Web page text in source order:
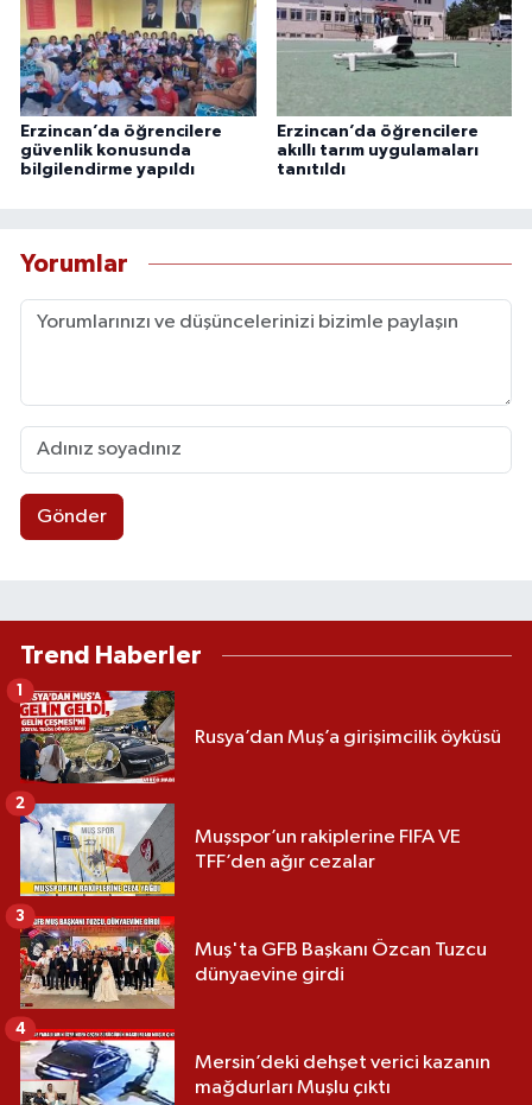
Erzincan’da öğrencilere
güvenlik konusunda
bilgilendirme yapıldı
Erzincan’da öğrencilere
akıllı tarım uygulamaları
tanıtıldı
Yorumlar
Gönder
Trend Haberler
Rusya’dan Muş’a girişimcilik öyküsü
1
Muşspor’un rakiplerine FIFA VE
TFF’den ağır cezalar
2
Muş'ta GFB Başkanı Özcan Tuzcu
dünyaevine girdi
3
Mersin’deki dehşet verici kazanın
mağdurları Muşlu çıktı
4